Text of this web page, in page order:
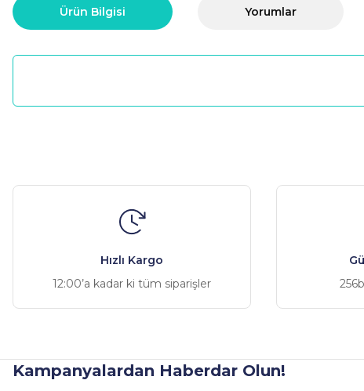
Ürün Bilgisi Yorumlar
Ürün açıklamasında eksik bilgiler bulunuyor.
Ürün fiyatı diğer sitelerden daha pahalı.
Hızlı Kargo
12:00’a kadar ki tüm siparişler
Kampanyalardan Haberdar Olun!